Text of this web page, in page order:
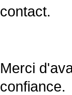
contact.
Merci
confiance.